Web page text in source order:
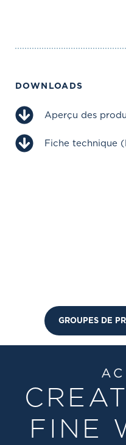
DOWNLOADS
Aperçu des
Fiche technique
GROUPES DE
FINE